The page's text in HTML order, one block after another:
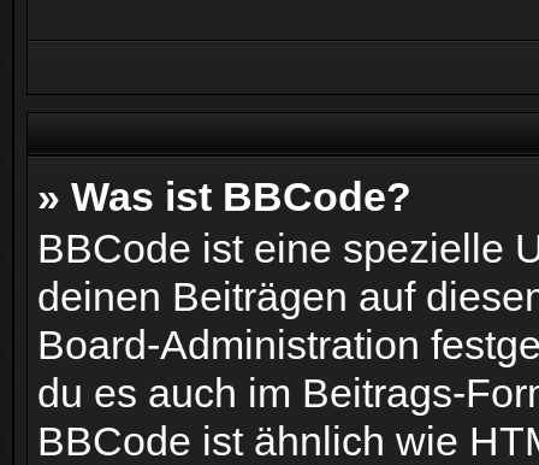
» Was ist BBCode?
BBCode ist eine spezielle
deinen Beiträgen auf
Board-Administration
du es auch im Beitrags-
BBCode ist ähnlich wie